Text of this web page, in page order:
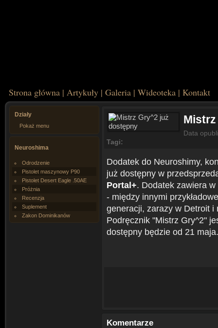
Strona główna | Artykuły | Galeria | Wideoteka | Kontakt
Działy
Pokaż menu
Neuroshima
Odrodzenie
Pistolet maszynowy P90
Pistolet Desert Eagle .50AE
Próżnia
Recenzja
Suplement
Zakon Dominikanów
Data
Tagi:
Dodatek do Neuroshimy,
już dostępny w
Portal+. Dodatek zawiera
- między innymi
generacji, zarazy w Detroit
Podręcznik "Mistrz Gry^2"
dostępny będzie od 21 maja.
Komentarze